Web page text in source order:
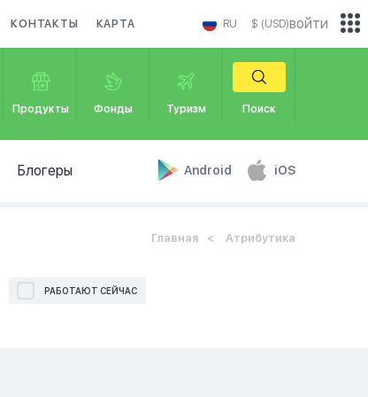
КОНТАКТЫ КАРТА RU $ (USD)
Продукты Фонды Туризм Поиск
Блогеры Android iOS
войти
Главная Атрибутика
РАБОТАЮТ СЕЙЧАС